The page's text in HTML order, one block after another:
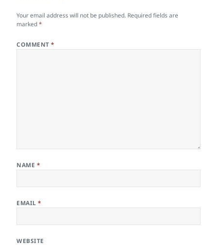
Your email address will not be published. Required fields are
marked*
COMMENT*
NAME *
EMAIL*
WEBSITE